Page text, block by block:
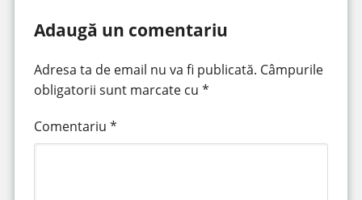
Adaugă un comentariu
Adresa ta de email nu va fi publicată. Câmpurile
obligatorii sunt marcate cu *
Comentariu *